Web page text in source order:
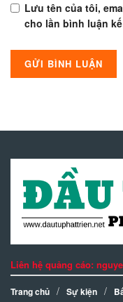
Lưu tên của tôi,
cho lần bình luận
Liên hệ quảng cáo:
Trang chủ Sự kiện